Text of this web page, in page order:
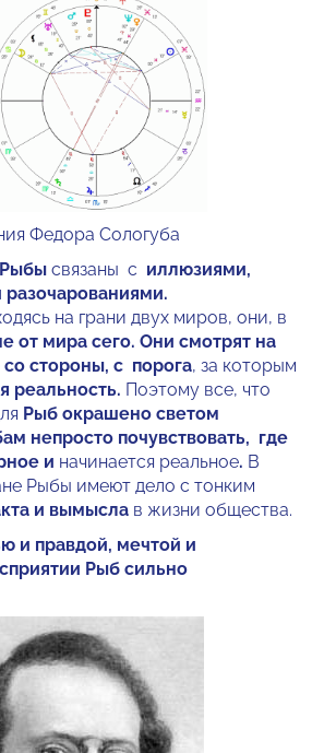
Федора Сологуба
Рыбы связаны с иллюзиями,
на грани двух миров, они, в
от мира сего. Они смотрят на
стороны, с порога, за которым
реальность. Поэтому все, что
Рыб окрашено светом
непросто почувствовать, где
и начинается реальное. В
Рыбы имеют дело с тонким
и вымысла в жизни общества.
и правдой, мечтой и
Рыб сильно